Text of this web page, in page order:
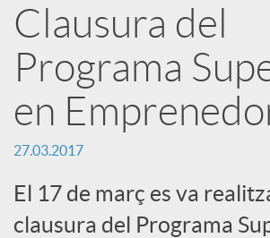
X
a
r
x
Clausura del
Programa
en
27.03.2017
El 17 de març es va
clausura del Programa